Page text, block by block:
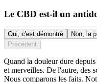
Le CBD est-il un
Oui, c'est démontré Non, la
Précédent
Quand la douleur dure
et merveilles. De l'autre, des
Nous comparons les faits.